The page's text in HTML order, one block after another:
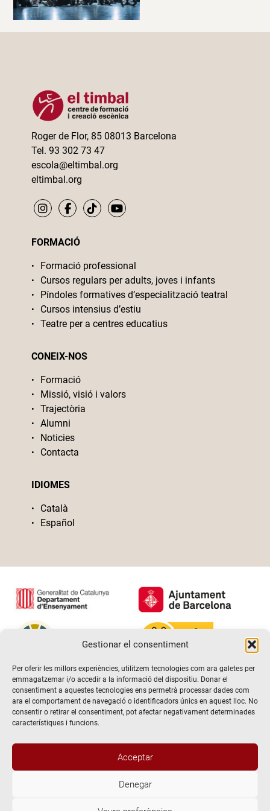
Gestionar el consentiment
Per oferir les millors experiències, utilitzem tecnologies com ara galetes per
emmagatzemar i/o accedir a la informació del dispositiu. Donar el
consentiment a aquestes tecnologies ens permetrà processar dades com
ara el comportament de navegació o identificadors únics en aquest lloc. No
consentir o retirar el consentiment, pot afectar negativament determinades
característiques i funcions.
Acceptar
Denegar
Roger de Flor, 85 08013 Barcelona
Tel. 93 302 73 47
escola@eltimbal.org
eltimbal.org
FORMACIÓ
Formació professional
Cursos regulars per adults, joves i infants
Píndoles formatives d’especialització teatral
Cursos intensius d’estiu
Teatre per a centres educatius
CONEIX-NOS
Formació
Missió, visió i valors
Trajectòria
Alumni
Noticies
Contacta
IDIOMES
Català
Español
@2026 Escola de teatre El Timbal. Tots els drets reservats